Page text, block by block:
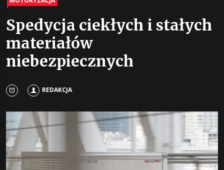
Spedycja ciekłych i stałych
materiałów
niebezpiecznych
REDAKCJA